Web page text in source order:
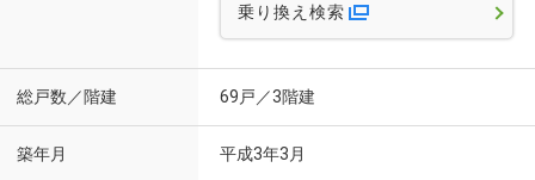
乗り換え検索
総戸数／階建 69戸／3階建
築年月 平成3年3月